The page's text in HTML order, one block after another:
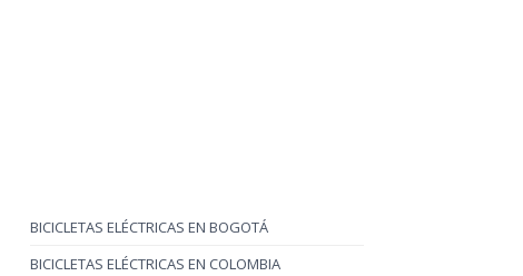
BICICLETAS ELÉCTRICAS EN BOGOTÁ
BICICLETAS ELÉCTRICAS EN COLOMBIA